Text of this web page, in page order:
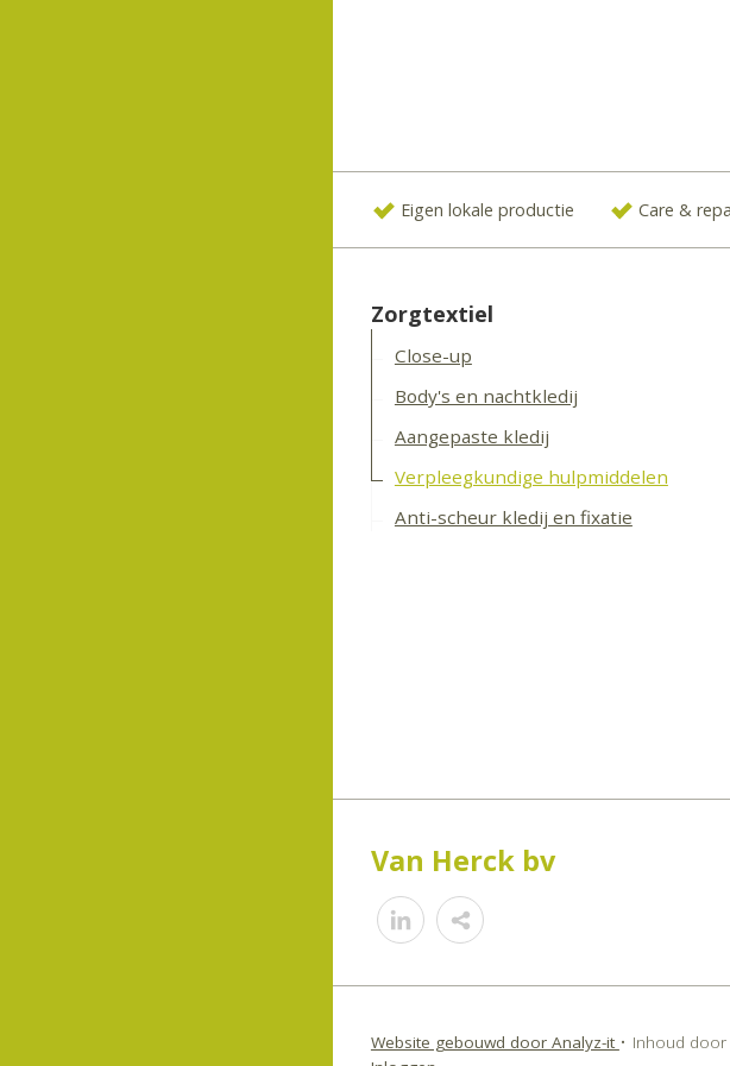
Eigen lokale productie Care &
Zorgtextiel
Close-up
Body's en nachtkledij
Aangepaste kledij
Verpleegkundige hulpmiddelen
Anti-scheur kledij en fixatie
Van Herck bv
Share
Website gebouwd door Analyz-it • Inhoud door